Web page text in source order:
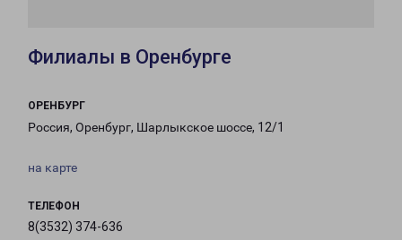
Филиалы в Оренбурге
ОРЕНБУРГ
Россия, Оренбург, Шарлыкское шоссе, 12/1
на карте
ТЕЛЕФОН
8(3532) 374-636